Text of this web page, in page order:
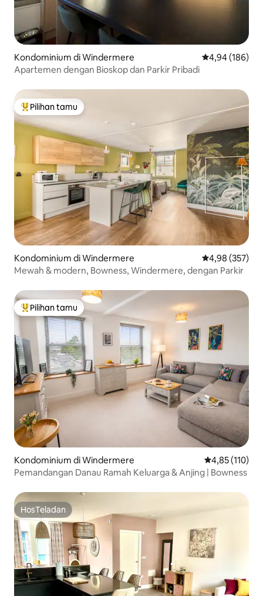
Kondominium di Windermere Nilai rata-rata
4,94 (186)
Apartemen dengan Bioskop dan Parkir Pribadi
Pilihan tamu terpopuler
Pilihan tamu
Kondominium di Windermere Nilai rata-rata
4,98 (357)
Mewah & modern, Bowness, Windermere, dengan Parkir
Pilihan tamu terpopuler
Pilihan tamu
Kondominium di Windermere Nilai rata-rata
4,85 (110)
Pemandangan Danau Ramah Keluarga & Anjing | Bowness
HosTeladan
HosTeladan